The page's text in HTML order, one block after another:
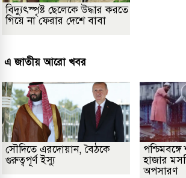
বিদ্যুৎস্পৃষ্ট ছেলেকে উদ্ধার করতে
গিয়ে না ফেরার দেশে বাবা
এ জাতীয় আরো খবর
সৌদিতে এরদোয়ান, বৈঠকে
গুরুত্বপূর্ণ ইস্যু
পশ্চিমবঙ্গে
হাজার
অপসারণ